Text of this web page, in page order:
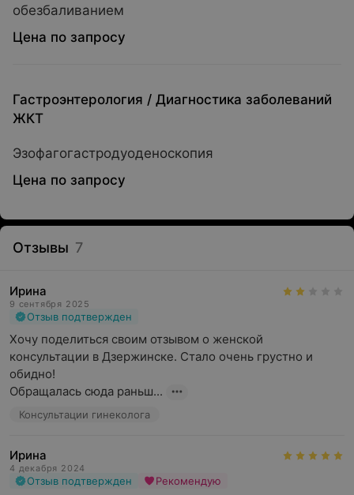
обезбаливанием
Цена по запросу
Гастроэнтерология / Диагностика заболеваний
ЖКТ
Эзофагогастродуоденоскопия
Цена по запросу
Отзывы 7
Ирина
9 сентября 2025
Отзыв подтвержден
Хочу поделиться своим отзывом о женской
консультации в Дзержинске. Стало очень грустно и
обидно!
Обращалась сюда раньш...
Консультации гинеколога
Ирина
4 декабря 2024
Отзыв подтвержден Рекомендую